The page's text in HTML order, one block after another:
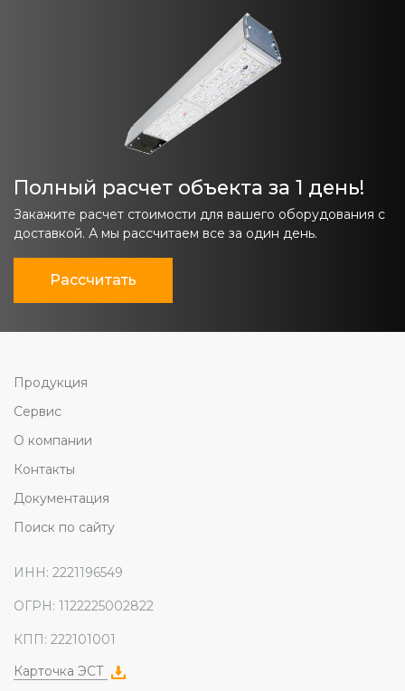
Полный расчет объекта за 1 день!
Закажите расчет стоимости для вашего оборудования с
доставкой. А мы рассчитаем все за один день.
Рассчитать
Продукция
Сервис
О компании
Контакты
Документация
Поиск по сайту
ИНН: 2221196549
ОГРН: 1122225002822
КПП: 222101001
Карточка ЭСТ